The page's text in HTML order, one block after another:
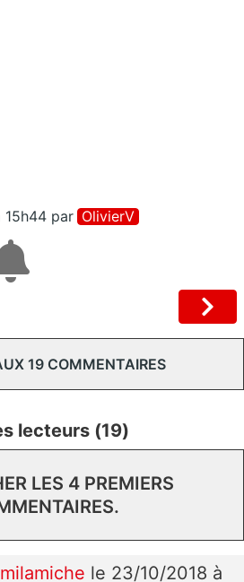
15h44 par OlivierV
19 COMMENTAIRES
lecteurs (19)
LES 4 PREMIERS
le 23/10/2018 à